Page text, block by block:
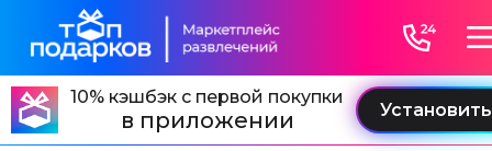
10% кэшбэк с первой покупки
в приложении